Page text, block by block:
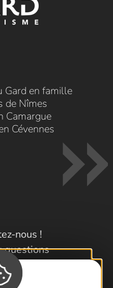
Gard en famille
de Nîmes
Camargue
Cévennes
nous !
questions
Topoguides